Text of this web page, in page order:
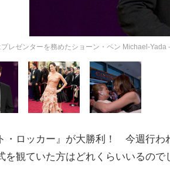
レゼンターを務めたショーン・ペン Michael-Yada
・ロッカー』が大勝利！ 今週行わ
を観ていた方はどれくらいいるの